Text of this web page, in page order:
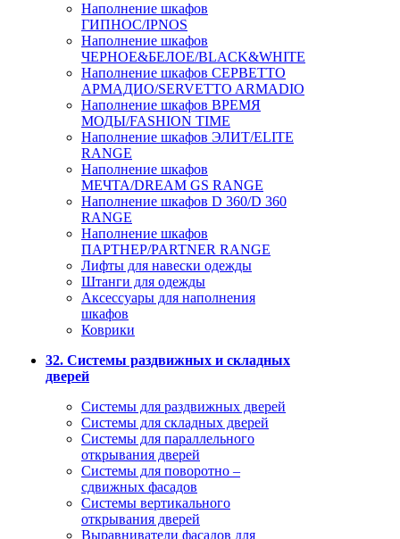
Наполнение шкафов
ГИПНОС/IPNOS
Наполнение шкафов
ЧЕРНОЕ&БЕЛОЕ/BLACK&WHITE
Наполнение шкафов СЕРВЕТТО
АРМАДИО/SERVETTO ARMADIO
Наполнение шкафов ВРЕМЯ
МОДЫ/FASHION TIME
Наполнение шкафов ЭЛИТ/ELITE
RANGE
Наполнение шкафов
МЕЧТА/DREAM GS RANGE
Наполнение шкафов D 360/D 360
RANGE
Наполнение шкафов
ПАРТНЕР/PARTNER RANGE
Лифты для навески одежды
Штанги для одежды
Аксессуары для наполнения
шкафов
Коврики
32. Системы раздвижных и складных
дверей
Системы для раздвижных дверей
Системы для складных дверей
Системы для параллельного
открывания дверей
Системы для поворотно –
сдвижных фасадов
Системы вертикального
открывания дверей
Выравниватели фасадов для